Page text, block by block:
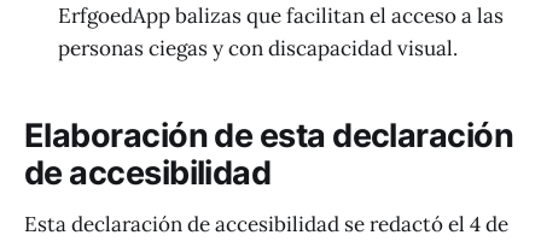
ErfgoedApp balizas que facilitan el acceso a las
personas ciegas y con discapacidad visual.
Elaboración de esta declaración
de accesibilidad
Esta declaración de accesibilidad se redactó el 4 de